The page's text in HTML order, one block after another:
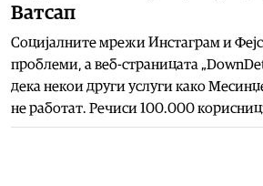
Ватсап
Социјалните мрежи Инстаграм и
проблеми, а веб-страницата
дека некои други услуги како
не работат. Речиси 100.000